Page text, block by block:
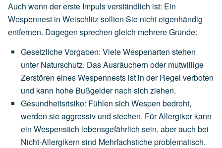
Auch wenn der erste Impuls verständlich ist: Ein
Wespennest in Weischlitz sollten Sie nicht eigenhändig
entfernen. Dagegen sprechen gleich mehrere Gründe:
Gesetzliche Vorgaben: VieleWespenarten stehen
unter Naturschutz. DasAusräuchern oder mutwillige
Zerstören einesWespennests ist in der Regel verboten
und kann hohe Bußgelder nach sich ziehen.
Gesundheitsrisiko: Fühlen sich Wespen bedroht,
werden sieaggressiv und stechen. FürAllergiker kann
ein Wespenstich lebensgefährlich sein, aberauch bei
Nicht-Allergikern sind Mehrfachsticheproblematisch.